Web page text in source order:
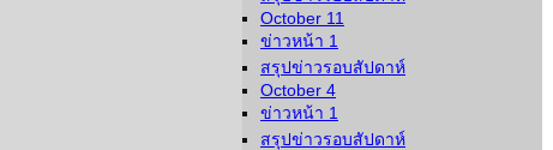
October 11
ข่าวหน้า 1
สรุปข่าวรอบสัปดาห์
October 4
ข่าวหน้า 1
สรุปข่าวรอบสัปดาห์